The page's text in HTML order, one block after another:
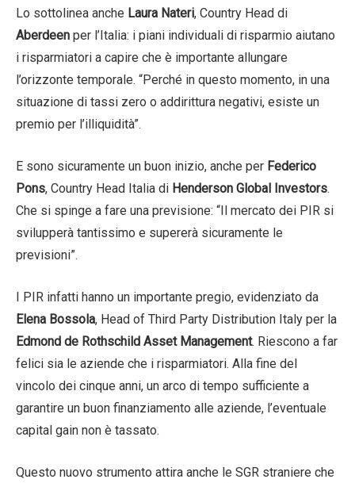
Lo sottolinea anche Laura Nateri, Country Head di
Aberdeen per l’Italia: i piani individuali di risparmio aiutano
i risparmiatori a capire che è importante allungare
l’orizzonte temporale. “Perché in questo momento, in una
situazione di tassi zero o addirittura negativi, esiste un
premio per l’illiquidità”.
E sono sicuramente un buon inizio, anche per Federico
Pons, Country Head Italia di Henderson Global Investors.
Che si spinge a fare una previsione: “Il mercato dei PIR si
svilupperà tantissimo e supererà sicuramente le
previsioni”.
I PIR infatti hanno un importante pregio, evidenziato da
Elena Bossola, Head of Third Party Distribution Italy per la
Edmond de Rothschild Asset Management. Riescono a far
felici sia le aziende che i risparmiatori. Alla fine del
vincolo dei cinque anni, un arco di tempo sufficiente a
garantire un buon finanziamento alle aziende, l’eventuale
capital gain non è tassato.
Questo nuovo strumento attira anche le SGR straniere che